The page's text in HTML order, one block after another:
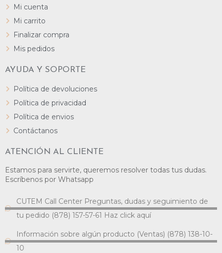
Mi cuenta
Mi carrito
Finalizar compra
Mis pedidos
AYUDA Y SOPORTE
Política de devoluciones
Política de privacidad
Política de envios
Contáctanos
ATENCIÓN AL CLIENTE
Estamos para servirte, queremos resolver todas tus dudas.
Escríbenos por Whatsapp
CUTEM Call Center Preguntas, dudas y seguimiento de
tu pedido (878) 157-57-61 Haz click aquí
Información sobre algún producto (Ventas) (878) 138-10-
10